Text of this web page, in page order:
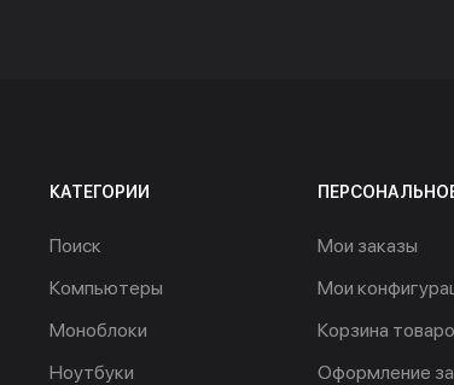
КАТЕГОРИИ
Поиск
Компьютеры
Моноблоки
Ноутбуки
Мои заказы
Мои
Корзина
Оформление